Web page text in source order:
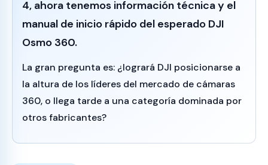
4, ahora tenemos información técnica y el
manual de inicio rápido del esperado DJI
Osmo 360.
La gran pregunta es: ¿logrará DJI posicionarse a
la altura de los líderes del mercado de cámaras
360, o llega tarde a una categoría dominada por
otros fabricantes?